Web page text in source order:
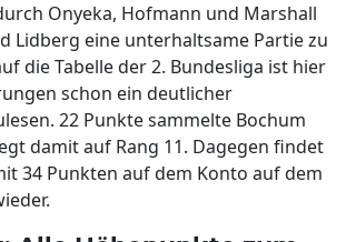
Onyeka, Hofmann und Marshall
Lidberg eine unterhaltsame Partie zu
die Tabelle der 2. Bundesliga ist hier
schon ein deutlicher
22 Punkte sammelte Bochum
damit auf Rang 11. Dagegen findet
34 Punkten auf dem Konto auf dem